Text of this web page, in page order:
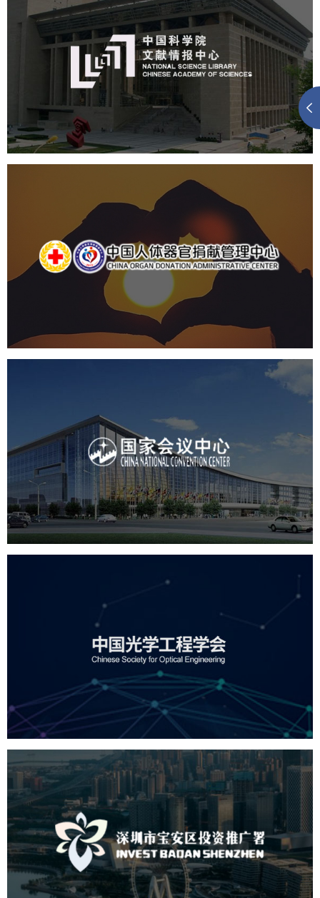
中国科学院文献情报中心
网站建设
数字博物馆建设
展厅空间设计
产品展厅设计
中国人体器官捐献管理中心
国企 品牌官网 网站建设
国家会议中心
专业服务 网站建设 网站设计
中国光学工程学会
机构组织 国企 品牌官网 网站建设 网站设计
深圳市宝安区投资推广署
机构组织 国企 品牌官网 网站建设 网站设计